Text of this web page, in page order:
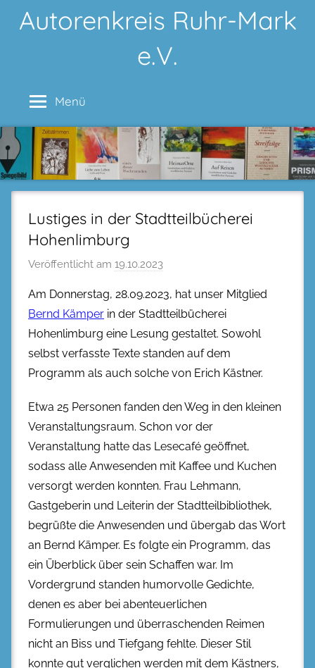
InhaltAutorenkreis Ruhr-Mark
e.V.
Menü
Lustiges in der Stadtteilbücherei
Hohenlimburg
Veröffentlicht am 19.10.2023
Am Donnerstag, 28.09.2023, hat unser Mitglied
Bernd Kämper in der Stadtteilbücherei
Hohenlimburg eine Lesung gestaltet. Sowohl
selbst verfasste Texte standen auf dem
Programm als auch solche von Erich Kästner.
Etwa 25 Personen fanden den Weg in den kleinen
Veranstaltungsraum. Schon vor der
Veranstaltung hatte das Lesecafé geöffnet,
sodass alle Anwesenden mit Kaffee und Kuchen
versorgt werden konnten. Frau Lehmann,
Gastgeberin und Leiterin der Stadtteilbibliothek,
begrüßte die Anwesenden und übergab das Wort
an Bernd Kämper. Es folgte ein Programm, das
ein Überblick über sein Schaffen war. Im
Vordergrund standen humorvolle Gedichte,
denen es aber bei abenteuerlichen
Formulierungen und überraschenden Reimen
nicht an Biss und Tiefgang fehlte. Dieser Stil
konnte gut verglichen werden mit dem Kästners,